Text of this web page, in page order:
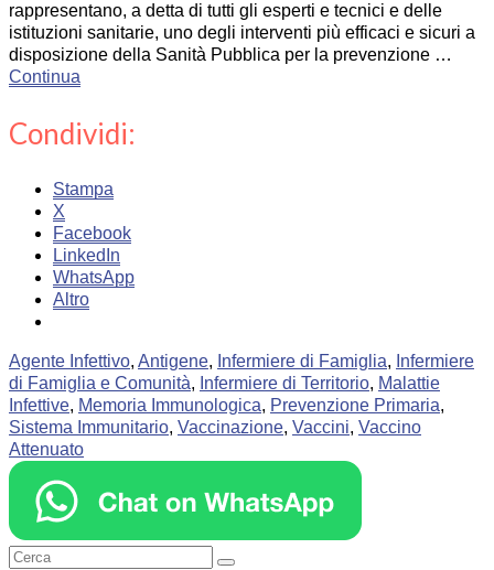
rappresentano, a detta di tutti gli esperti e tecnici e delle
istituzioni sanitarie, uno degli interventi più efficaci e sicuri a
disposizione della Sanità Pubblica per la prevenzione …
Continua
Condividi:
Stampa
X
Facebook
LinkedIn
WhatsApp
Altro
Agente Infettivo, Antigene, Infermiere di Famiglia, Infermiere
di Famiglia e Comunità, Infermiere di Territorio, Malattie
Infettive, Memoria Immunologica, Prevenzione Primaria,
Sistema Immunitario, Vaccinazione, Vaccini, Vaccino
Attenuato
Cerca: